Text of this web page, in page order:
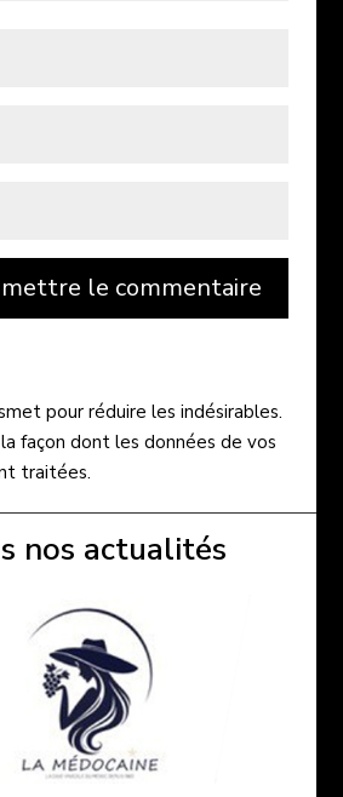
le commentaire
pour réduire les indésirables.
façon dont les données de vos
traitées.
nos actualités